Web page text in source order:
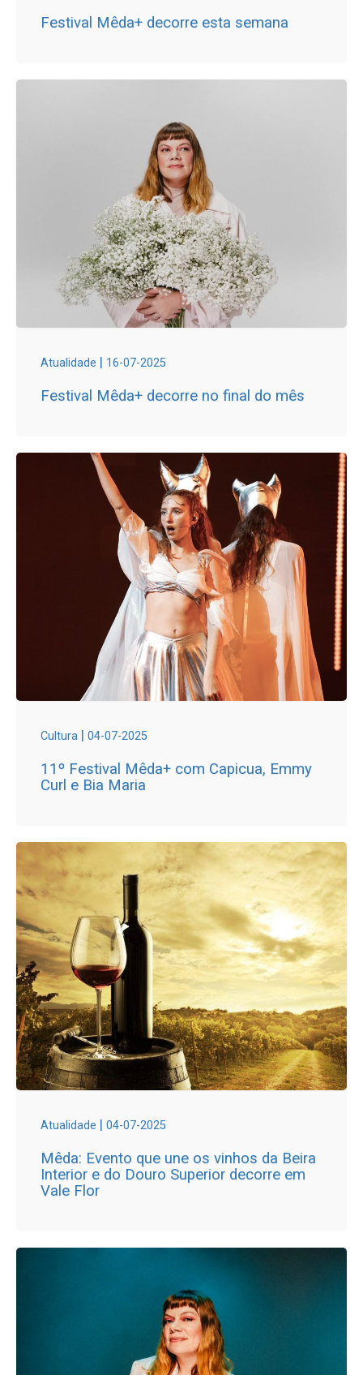
Festival Mêda+ decorre esta semana
Atualidade | 16-07-2025
Festival Mêda+ decorre no final do mês
Cultura | 04-07-2025
11º Festival Mêda+ com Capicua, Emmy
Curl e Bia Maria
Atualidade | 04-07-2025
Mêda: Evento que une os vinhos da Beira
Interior e do Douro Superior decorre em
Vale Flor